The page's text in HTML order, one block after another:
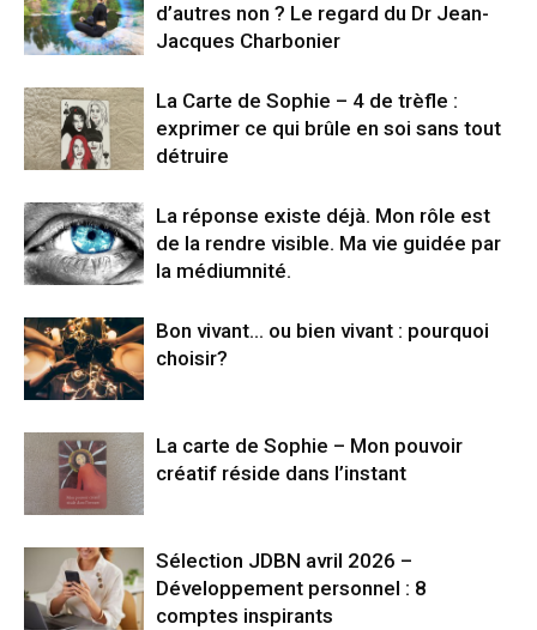
d’autres non ? Le regard du Dr Jean-
Jacques Charbonier
La Carte de Sophie – 4 de trèfle :
exprimer ce qui brûle en soi sans tout
détruire
La réponse existe déjà. Mon rôle est
de la rendre visible. Ma vie guidée par
la médiumnité.
Bon vivant… ou bien vivant : pourquoi
choisir?
La carte de Sophie – Mon pouvoir
créatif réside dans l’instant
Sélection JDBN avril 2026 –
Développement personnel : 8
comptes inspirants